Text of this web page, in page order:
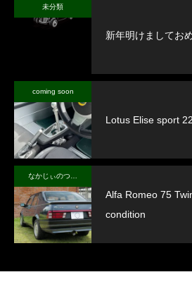
未分類
新年明けましてお
coming soon
Alfa Romeo 75
condition